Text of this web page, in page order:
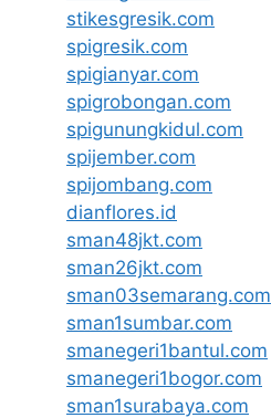
stikesgresik.com
spigresik.com
spigianyar.com
spigrobongan.com
spigunungkidul.com
spijember.com
spijombang.com
dianflores.id
sman48jkt.com
sman26jkt.com
sman03semarang.com
sman1sumbar.com
smanegeri1bantul.com
smanegeri1bogor.com
sman1surabaya.com